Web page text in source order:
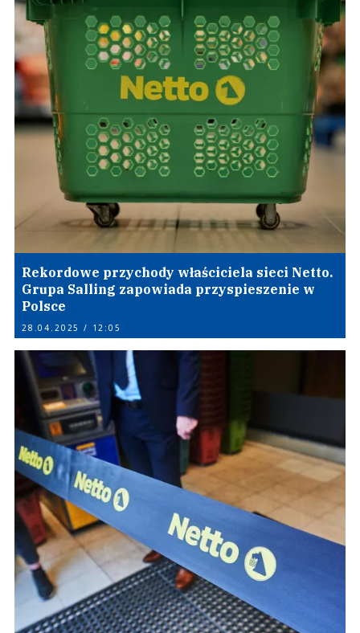
Rekordowe przychody właściciela sieci Netto.
Grupa Salling zapowiada przyspieszenie w
Polsce
28.04.2025 / 12:05